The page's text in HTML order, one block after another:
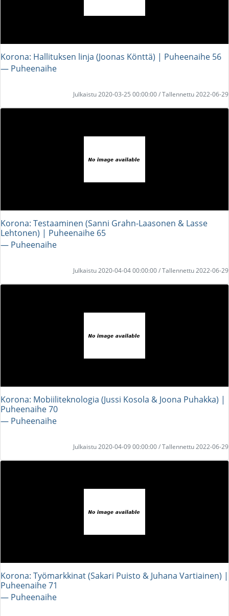
Korona: Hallituksen linja (Joonas Könttä) | Puheenaihe 56
― Puheenaihe
Julkaistu 2020-03-25 00:00:00 / Tallennettu 2022-06-29
Korona: Testaaminen (Sanni Grahn-Laasonen & Lasse
Lehtonen) | Puheenaihe 65
― Puheenaihe
Julkaistu 2020-04-04 00:00:00 / Tallennettu 2022-06-29
Korona: Mobiiliteknologia (Jussi Kosola & Joona Puhakka) |
Puheenaihe 70
― Puheenaihe
Julkaistu 2020-04-09 00:00:00 / Tallennettu 2022-06-29
Korona: Työmarkkinat (Sakari Puisto & Juhana Vartiainen) |
Puheenaihe 71
― Puheenaihe